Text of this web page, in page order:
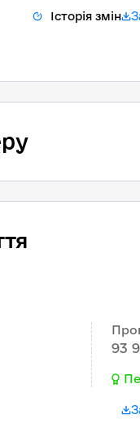
Історія змін
93